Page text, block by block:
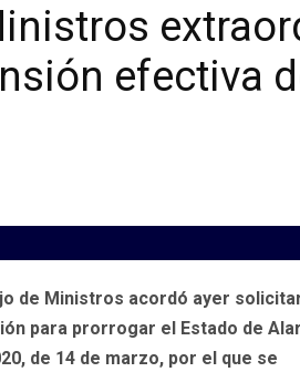
efectiva
de Ministros acordó ayer
para prorrogar el Estado de
de 14 de marzo, por el que se